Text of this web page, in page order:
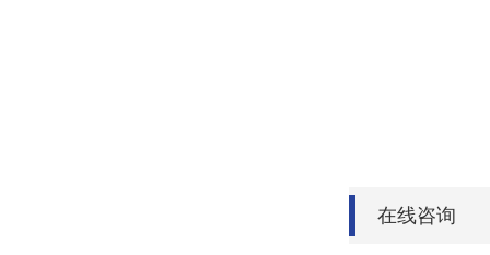
在线咨询